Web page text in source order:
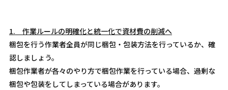
1. 作業ルールの明確化と統一化で資材費の削減へ
梱包を行う作業者全員が同じ梱包・包装方法を行っているか、確
認しましょう。
梱包作業者が各々のやり方で梱包作業を行っている場合、過剰な
梱包や包装をしてしまっている場合があります。